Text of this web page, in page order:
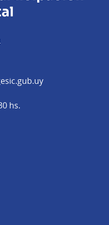
(Abrir en una
hs.
Digital en X
Digital en Facebook
Ciudadana Digital en